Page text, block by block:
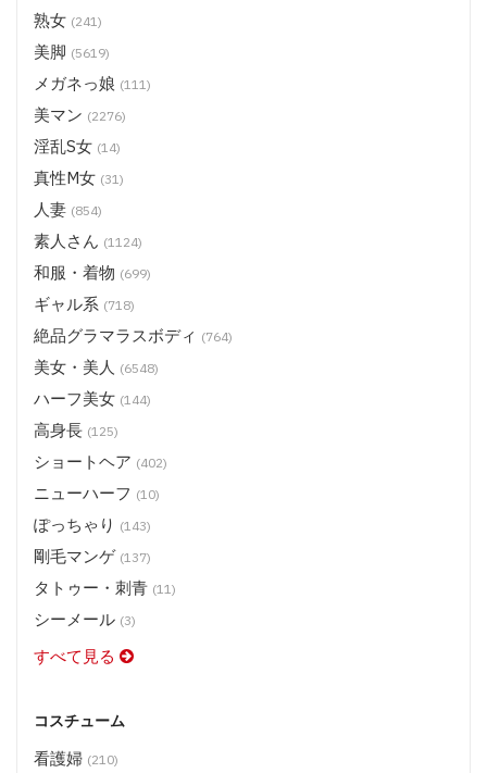
熟女 (241)
美脚 (5619)
メガネっ娘 (111)
美マン (2276)
淫乱S女 (14)
真性M女 (31)
人妻 (854)
素人さん (1124)
和服・着物 (699)
ギャル系 (718)
絶品グラマラスボディ (764)
美女・美人 (6548)
ハーフ美女 (144)
高身長 (125)
ショートヘア (402)
ニューハーフ (10)
ぽっちゃり (143)
剛毛マンゲ (137)
タトゥー・刺青 (11)
シーメール (3)
すべて見る
コスチューム
看護婦 (210)